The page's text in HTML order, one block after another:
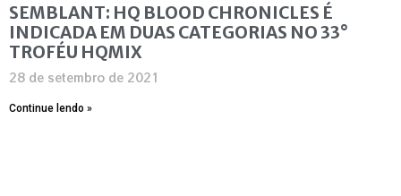
SEMBLANT: HQ BLOOD CHRONICLES É
INDICADA EM DUAS CATEGORIAS NO 33°
TROFÉU HQMIX
28 de setembro de 2021
Continue lendo »